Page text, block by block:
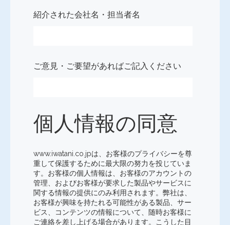
紹介された会社名・担当者名
ご意見・ご要望があればご記入ください
個人情報の同意
www.iwatani.co.jpは、お客様のプライバシーを尊
重して保護するために最大限の努力を投じていま
す。お客様の個人情報は、お客様のアカウントの
管理、およびお客様が要求した製品やサービスに
関する情報の提供にのみ利用されます。弊社は、
お客様が興味を持たれる可能性がある製品、サー
ビス、コンテンツの情報について、随時お客様に
ご連絡を差し上げる場合があります。こうした目